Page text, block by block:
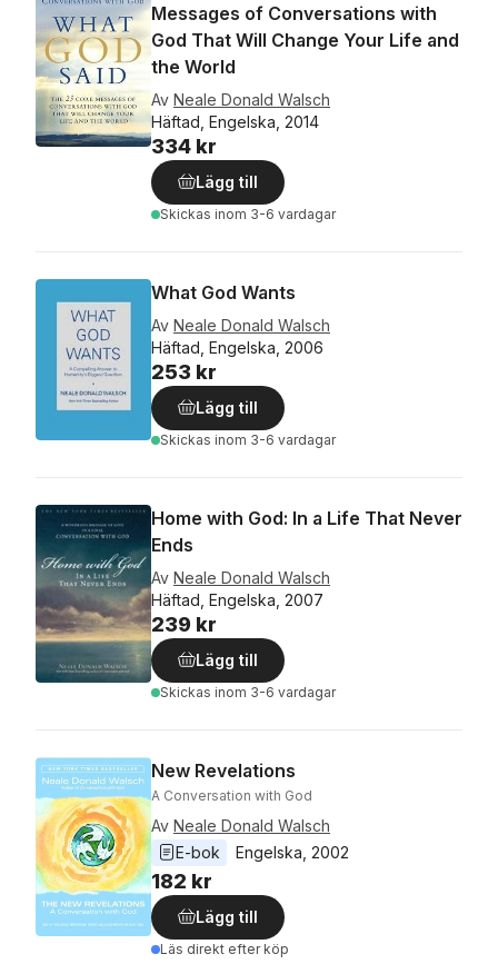
Messages of Conversations with
God That Will Change Your Life and
the World
Av Neale Donald Walsch
Häftad, Engelska, 2014
334 kr
Lägg till
Skickas inom 3-6 vardagar
What God Wants
Av Neale Donald Walsch
Häftad, Engelska, 2006
253 kr
Lägg till
Skickas inom 3-6 vardagar
Home with God: In a Life That Never
Ends
Av Neale Donald Walsch
Häftad, Engelska, 2007
239 kr
Lägg till
Skickas inom 3-6 vardagar
New Revelations
A Conversation with God
Av Neale Donald Walsch
E-bok
Engelska 2002
182 kr
Lägg till
Läs direkt efter köp